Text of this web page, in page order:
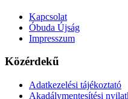
Kapcsolat
Óbuda Újság
Impresszum
Közérdekű
Adatkezelési tájékoztató
Akadálymentesítési